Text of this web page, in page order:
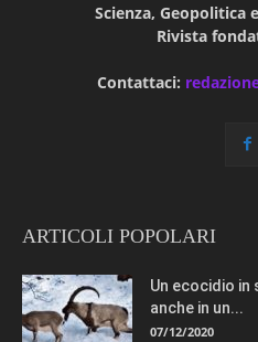
Scienza, Geopolitica
Rivista
Contattaci:
ARTICOLI POPOLARI
Un ecocidio
anche in un...
07/12/2020